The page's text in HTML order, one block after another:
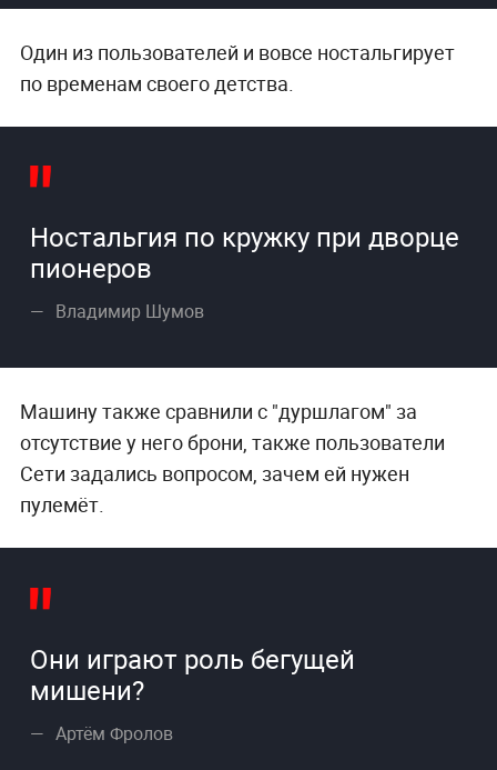
Один из пользователей и вовсе ностальгирует
по временам своего детства.
Ностальгия по кружку при дворце
пионеров
Владимир Шумов
Машину также сравнили с "дуршлагом" за
отсутствие у него брони, также пользователи
Сети задались вопросом, зачем ей нужен
пулемёт.
Они играют роль бегущей
мишени?
Артём Фролов